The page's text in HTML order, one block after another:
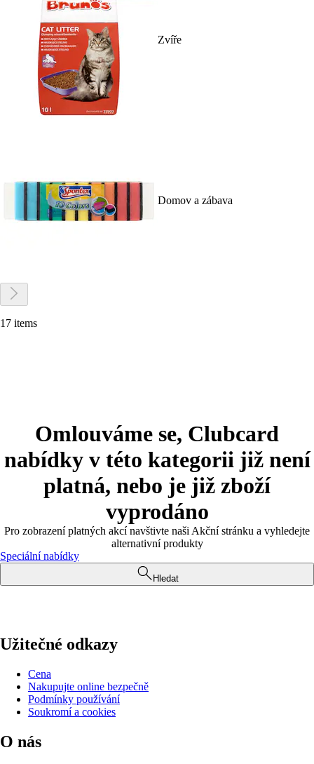
Zvíře
Domov a zábava
17 items
Omlouváme se, Clubcard
nabídky v této kategorii již není
platná, nebo je již zboží
vyprodáno
Pro zobrazení platných akcí navštivte naši Akční stránku a vyhledejte
alternativní produkty
Speciální nabídky
Hledat
Užitečné odkazy
Cena
Nakupujte online bezpečně
Podmínky používání
Soukromí a cookies
O nás